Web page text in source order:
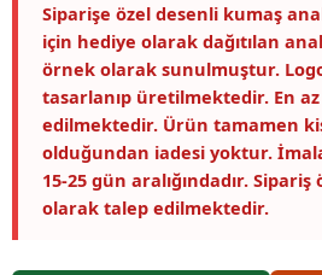
Siparişe özel desenli kumaş
için hediye olarak dağıtılan
örnek olarak sunulmuştur.
tasarlanıp üretilmektedir. En
edilmektedir. Ürün tamamen
olduğundan iadesi yoktur.
15-25 gün aralığındadır.
olarak talep edilmektedir.